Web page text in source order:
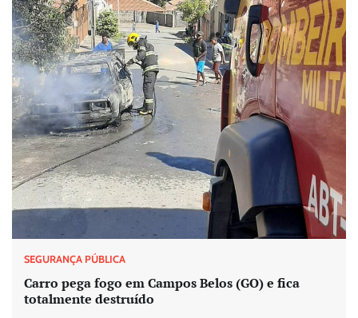
SEGURANÇA PÚBLICA
Carro pega fogo em Campos Belos (GO) e fica
totalmente destruído